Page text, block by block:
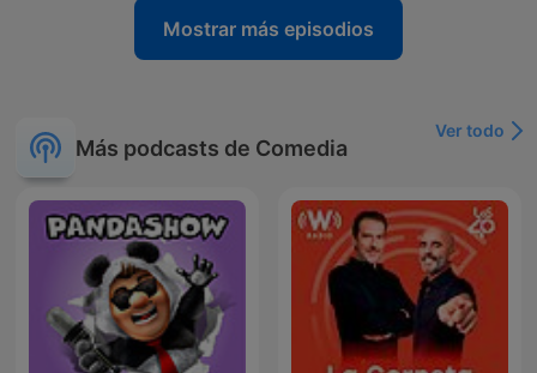
Mostrar más episodios
Más podcasts de Comedia
Ver todo